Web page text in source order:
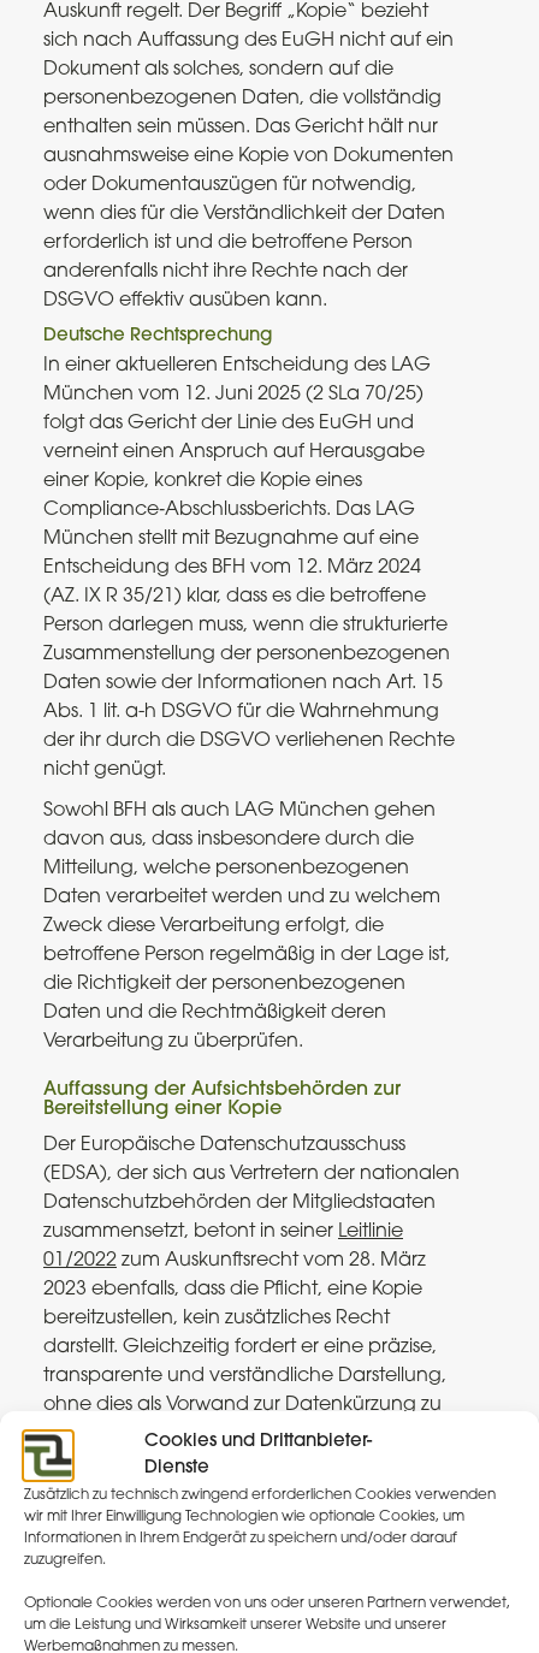
Cookies und Drittanbieter-
Dienste
Zusätzlich zu technisch zwingend erforderlichen Cookies verwenden
wir mit Ihrer Einwilligung Technologien wie optionale Cookies, um
Informationen in Ihrem Endgerät zu speichern und/oder darauf
zuzugreifen.
Optionale Cookies werden von uns oder unseren Partnern verwendet,
um die Leistung und Wirksamkeit unserer Website und unserer
Werbemaßnahmen zu messen.
Auskunft regelt. Der Begriff „Kopie“ bezieht
sich nach Auffassung des EuGH nicht auf ein
Dokument als solches, sondern auf die
personenbezogenen Daten, die vollständig
enthalten sein müssen. Das Gericht hält nur
ausnahmsweise eine Kopie von Dokumenten
oder Dokumentauszügen für notwendig,
wenn dies für die Verständlichkeit der Daten
erforderlich ist und die betroffene Person
anderenfalls nicht ihre Rechte nach der
DSGVO effektiv ausüben kann.
Deutsche Rechtsprechung
In einer aktuelleren Entscheidung des LAG
München vom 12. Juni 2025 (2 SLa 70/25)
folgt das Gericht der Linie des EuGH und
verneint einen Anspruch auf Herausgabe
einer Kopie, konkret die Kopie eines
Compliance‑Abschlussberichts. Das LAG
München stellt mit Bezugnahme auf eine
Entscheidung des BFH vom 12. März 2024
(AZ. IX R 35/21) klar, dass es die betroffene
Person darlegen muss, wenn die strukturierte
Zusammenstellung der personenbezogenen
Daten sowie der Informationen nach Art. 15
Abs. 1 lit. a-h DSGVO für die Wahrnehmung
der ihr durch die DSGVO verliehenen Rechte
nicht genügt.
Sowohl BFH als auch LAG München gehen
davon aus, dass insbesondere durch die
Mitteilung, welche personenbezogenen
Daten verarbeitet werden und zu welchem
Zweck diese Verarbeitung erfolgt, die
betroffene Person regelmäßig in der Lage ist,
die Richtigkeit der personenbezogenen
Daten und die Rechtmäßigkeit deren
Verarbeitung zu überprüfen.
Auffassung der Aufsichtsbehörden zur
Bereitstellung einer Kopie
Der Europäische Datenschutzausschuss
(EDSA), der sich aus Vertretern der nationalen
Datenschutzbehörden der Mitgliedstaaten
zusammensetzt, betont in seiner Leitlinie
01/2022 zum Auskunftsrecht vom 28. März
2023 ebenfalls, dass die Pflicht, eine Kopie
bereitzustellen, kein zusätzliches Recht
darstellt. Gleichzeitig fordert er eine präzise,
transparente und verständliche Darstellung,
ohne dies als Vorwand zur Datenkürzung zu
nutzen. Ob eine Zusammenstellung oder eine
Dokumentkopie verständlicher ist, ist nach
Auffassung des EDSA im Einzelfall zu
entscheiden.
Auch das Bayerische Landesamt für
seinerInformation für datenschutzrechtlich
Verantwortliche zum Recht auf Auskunft